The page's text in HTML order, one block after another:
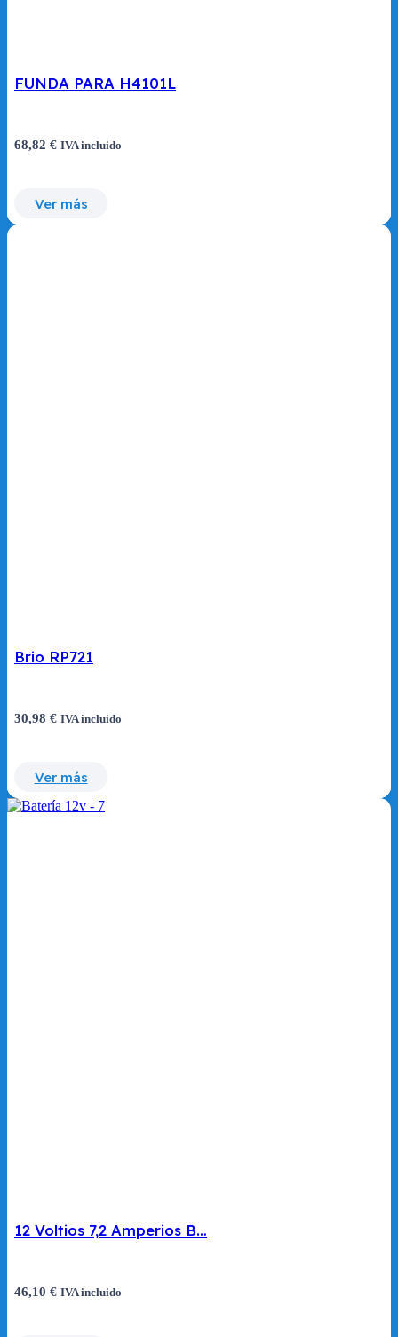
FUNDA PARA H4101L
68,82 € IVA incluido
Ver más
Brio RP721
30,98 € IVA incluido
Ver más
12 Voltios 7,2 Amperios B…
46,10 € IVA incluido